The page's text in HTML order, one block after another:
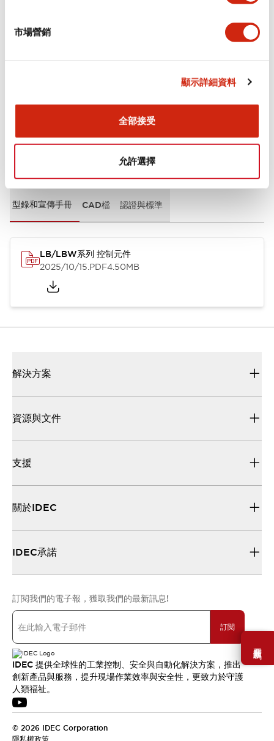
市場營銷
顯示詳細資料
全部接受
允許選擇
需要幫助嗎？
環境規範
型錄和宣傳手冊 CAD檔 認證與標準
LB/LBW系列 控制元件
2025/10/15.PDF4.50MB
解決方案
資源與文件
支援
關於IDEC
IDEC承諾
訂閱我們的電子報，獲取我們的最新訊息!
訂閱
IDEC 提供全球性的工業控制、安全與自動化解決方案，推出
創新產品與服務，提升現場作業效率與安全性，更致力於守護
人類福祉。
© 2026 IDEC Corporation